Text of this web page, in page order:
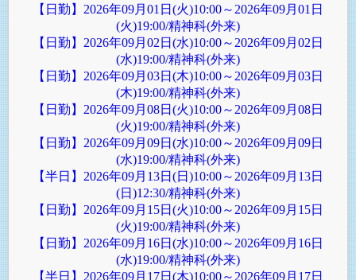
【日勤】2026年09月01日(火)10:00～2026年09月01日
(火)19:00/精神科(外来)
【日勤】2026年09月02日(水)10:00～2026年09月02日
(水)19:00/精神科(外来)
【日勤】2026年09月03日(木)10:00～2026年09月03日
(木)19:00/精神科(外来)
【日勤】2026年09月08日(火)10:00～2026年09月08日
(火)19:00/精神科(外来)
【日勤】2026年09月09日(水)10:00～2026年09月09日
(水)19:00/精神科(外来)
【半日】2026年09月13日(日)10:00～2026年09月13日
(日)12:30/精神科(外来)
【日勤】2026年09月15日(火)10:00～2026年09月15日
(火)19:00/精神科(外来)
【日勤】2026年09月16日(水)10:00～2026年09月16日
(水)19:00/精神科(外来)
【半日】2026年09月17日(木)10:00～2026年09月17日